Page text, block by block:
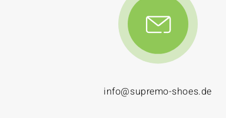
info@supremo-shoes.de